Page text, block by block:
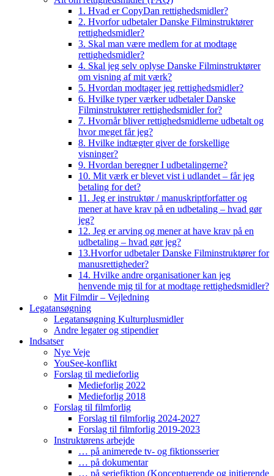
1. Hvad er CopyDan rettighedsmidler?
2. Hvorfor udbetaler Danske Filminstruktører
rettighedsmidler?
3. Skal man være medlem for at modtage
rettighedsmidler?
4. Skal jeg selv oplyse Danske Filminstruktører
om visning af mit værk?
5. Hvordan modtager jeg rettighedsmidler?
6. Hvilke typer værker udbetaler Danske
Filminstruktører rettighedsmidler for?
7. Hvornår bliver rettighedsmidlerne udbetalt og
hvor meget får jeg?
8. Hvilke indtægter giver de forskellige
visninger?
9. Hvordan beregner I udbetalingerne?
10. Mit værk er blevet vist i udlandet – får jeg
betaling for det?
11. Jeg er instruktør / manuskriptforfatter og
mener at have krav på en udbetaling – hvad gør
jeg?
12. Jeg er arving og mener at have krav på en
udbetaling – hvad gør jeg?
13.Hvorfor udbetaler Danske Filminstruktører for
manusrettigheder?
14. Hvilke andre organisationer kan jeg
henvende mig til for at modtage rettighedsmidler?
Mit Filmdir – Vejledning
Legatansøgning
Legatansøgning Kulturplusmidler
Andre legater og stipendier
Indsatser
Nye Veje
YouSee-konflikt
Forslag til medieforlig
Medieforlig 2022
Medieforlig 2018
Forslag til filmforlig
Forslag til filmforlig 2024-2027
Forslag til filmforlig 2019-2023
Instruktørens arbejde
… på animerede tv- og fiktionsserier
… på dokumentar
… på seriefiktion (Konceptuerende og initierende